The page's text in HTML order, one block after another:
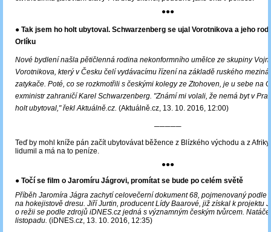
●●●
● Tak jsem ho holt ubytoval. Schwarzenberg se ujal Vorotnikova a jeho
Orlíku
Nové bydlení našla pětičlenná rodina nekonformního umělce ze skupiny
Vorotnikova, který v Česku čelí vydávacímu řízení na základě ruského
zatykače. Poté, co se rozkmotřili s českými kolegy ze Ztohoven, je u sebe na
exministr zahraničí Karel Schwarzenberg. "Známí mi volali, že nemá byt v
holt ubytoval," řekl Aktuálně.cz. (Aktuálně.cz, 13. 10. 2016, 12:00)
─────
Teď by mohl kníže pán začít ubytovávat běžence z Blízkého východu a z
lidumil a má na to peníze.
●●●
● Točí se film o Jaromíru Jágrovi, promítat se bude po celém světě
Příběh Jaromíra Jágra zachytí celovečerní dokument 68, pojmenovaný podle
na hokejistově dresu. Jiří Jurtin, producent Lídy Baarové, již získal k projektu
o režii se podle zdrojů iDNES.cz jedná s významným českým tvůrcem.
listopadu. (iDNES.cz, 13. 10. 2016, 12:35)